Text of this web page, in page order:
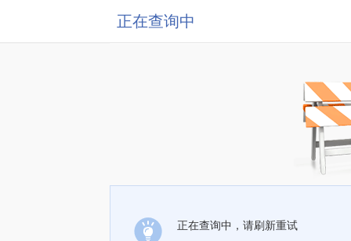
正在查询中
正在查询中，请刷新重试